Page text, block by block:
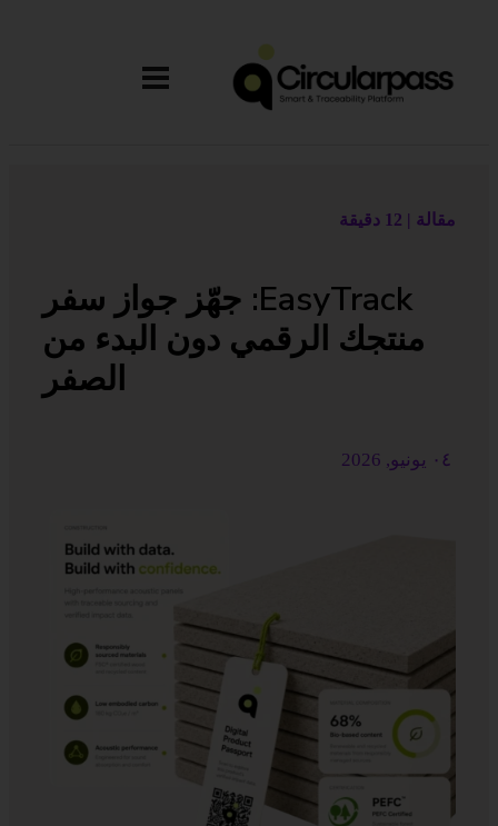
مقالة | 12 دقيقة
EasyTrack: جهّز جواز سفر
منتجك الرقمي دون البدء من
الصفر
, 2026